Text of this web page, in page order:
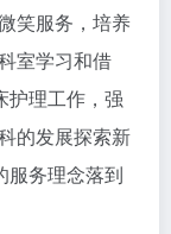
笑服务，培养
室学习和借
护理工作，强
的发展探索新
服务理念落到